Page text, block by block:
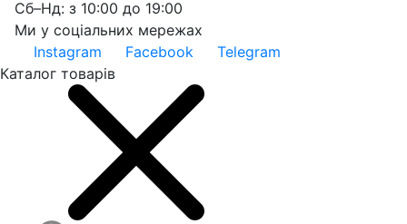
Сб–Нд: з 10:00 до 19:00
Ми у соціальних мережах
Instagram
Facebook
Telegram
Каталог товарів